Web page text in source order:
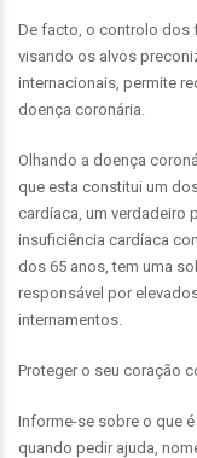
De facto, o controlo dos
visando os alvos
internacionais, permite
doença coronária.
Olhando a doença
que esta constitui um
cardíaca, um verdadeiro
insuficiência cardíaca
dos 65 anos, tem uma
responsável por
internamentos.
Proteger o seu coração
Informe-se sobre o que
quando pedir ajuda,